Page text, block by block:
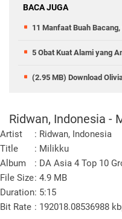
BACA JUGA
11 Manfaat Buah Bacang,
5 Obat Kuat Alami yang
(2.95 MB) Download
Ridwan, Indonesia -
Artist
: Ridwan, Indonesia
Title
: Milikku
Album
: DA Asia 4 Top 10
File Size: 4.9 MB
Duration: 5:15
Bit Rate : 192018.08536988